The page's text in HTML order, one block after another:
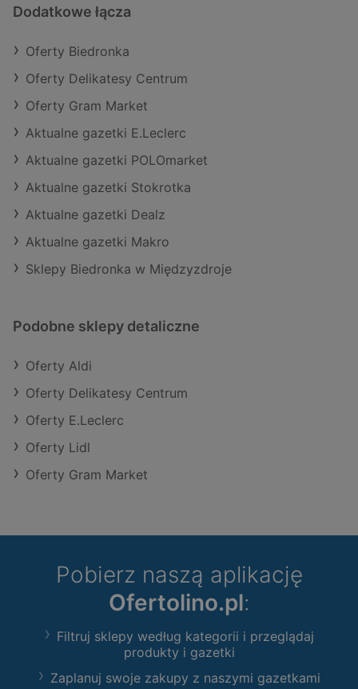
Dodatkowe łącza
Oferty Biedronka
Oferty Delikatesy Centrum
Oferty Gram Market
Aktualne gazetki E.Leclerc
Aktualne gazetki POLOmarket
Aktualne gazetki Stokrotka
Aktualne gazetki Dealz
Aktualne gazetki Makro
Sklepy Biedronka w Międzyzdroje
Podobne sklepy detaliczne
Oferty Aldi
Oferty Delikatesy Centrum
Oferty E.Leclerc
Oferty Lidl
Oferty Gram Market
Pobierz naszą aplikację
Ofertolino.pl:
Filtruj sklepy według kategorii i przeglądaj
produkty i gazetki
Zaplanuj swoje zakupy z naszymi gazetkami